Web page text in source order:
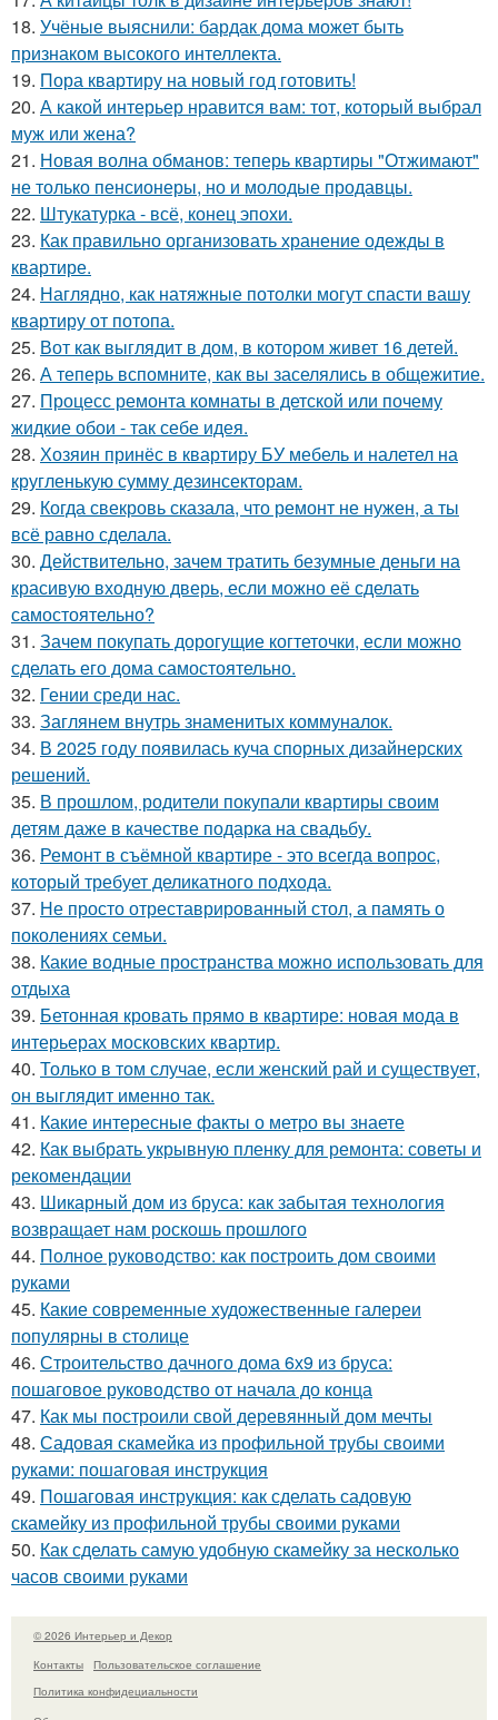
18. Учёные выяснили: бардак дома может быть
признаком высокого интеллекта.
19. Пора квартиру на новый год готовить!
20. А какой интерьер нравится вам: тот, который выбрал
муж или жена?
21. Новая волна обманов: теперь квартиры "Отжимают"
не только пенсионеры, но и молодые продавцы.
22. Штукатурка - всё, конец эпохи.
23. Как правильно организовать хранение одежды в
квартире.
24. Наглядно, как натяжные потолки могут спасти вашу
квартиру от потопа.
25. Вот как выглядит в дом, в котором живет 16 детей.
26. А теперь вспомните, как вы заселялись в общежитие.
27. Процесс ремонта комнаты в детской или почему
жидкие обои - так себе идея.
28. Хозяин принёс в квартиру БУ мебель и налетел на
кругленькую сумму дезинсекторам.
29. Когда свекровь сказала, что ремонт не нужен, а ты
всё равно сделала.
30. Действительно, зачем тратить безумные деньги на
красивую входную дверь, если можно её сделать
самостоятельно?
31. Зачем покупать дорогущие когтеточки, если можно
сделать его дома самостоятельно.
32. Гении среди нас.
33. Заглянем внутрь знаменитых коммуналок.
34. В 2025 году появилась куча спорных дизайнерских
решений.
35. В прошлом, родители покупали квартиры своим
детям даже в качестве подарка на свадьбу.
36. Ремонт в съёмной квартире - это всегда вопрос,
который требует деликатного подхода.
37. Не просто отреставрированный стол, а память о
поколениях семьи.
38. Какие водные пространства можно использовать для
отдыха
39. Бетонная кровать прямо в квартире: новая мода в
интерьерах московских квартир.
40. Только в том случае, если женский рай и существует,
он выглядит именно так.
41. Какие интересные факты о метро вы знаете
42. Как выбрать укрывную пленку для ремонта: советы и
рекомендации
43. Шикарный дом из бруса: как забытая технология
возвращает нам роскошь прошлого
44. Полное руководство: как построить дом своими
руками
45. Какие современные художественные галереи
популярны в столице
46. Строительство дачного дома 6х9 из бруса:
пошаговое руководство от начала до конца
47. Как мы построили свой деревянный дом мечты
48. Садовая скамейка из профильной трубы своими
руками: пошаговая инструкция
49. Пошаговая инструкция: как сделать садовую
скамейку из профильной трубы своими руками
50. Как сделать самую удобную скамейку за несколько
часов своими руками
© 2026 Интерьер и Декор
Контакты
Пользовательское соглашение
Политика конфидециальности